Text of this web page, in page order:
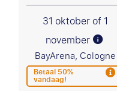
31 oktober of 1
november
BayArena, Cologne
Betaal 50%
vandaag!